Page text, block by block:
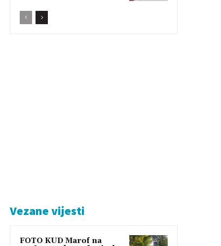
Vezane vijesti
FOTO KUD Marof na